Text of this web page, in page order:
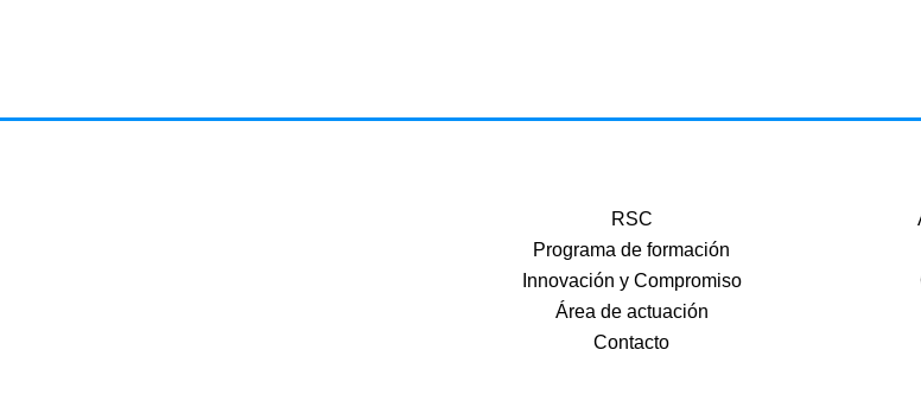
RSC
Programa de formación
Innovación y Compromiso
Área de actuación
Contacto